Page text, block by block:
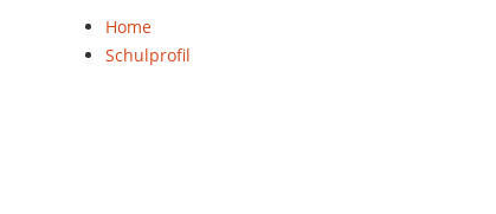
Home
Schulprofil